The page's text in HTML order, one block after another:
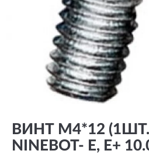
ВИНТ М4*12
NINEBOT- E, E+